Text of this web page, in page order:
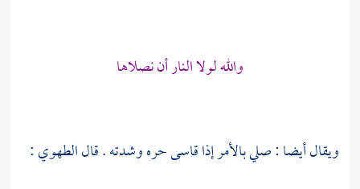
والله لولا النار أن نصلاها
ويقال أيضا : صلي بالأمر إذا قاسى حره وشدته . قالالطهوي: